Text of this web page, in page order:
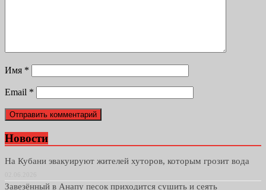
Имя *
Email *
Новости
На Кубани эвакуируют жителей хуторов, которым грозит вода
Завезённый в Анапу песок приходится сушить и сеять